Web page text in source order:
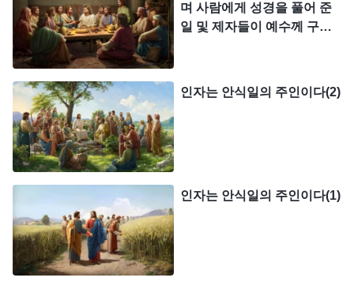
대 사함 받을 수 없느니라”라는 말씀에 담겨 있는 진
정한 의미이다. 사람이 하나님을 모독했을 때, 즉 하
나님을 노하게 했을 때 하나님은 결론을 하나 내놓았
고, 그 결론이 바로 하나님이 준 결과이다. 성경에는
다음과 같이 기록되어 있다. “그러므로 내가 너희에
게 이르노니 사람의 모든 죄와 모독은 사함 받을 수
있으나 성령을 모독하는 것만은 절대 사함 받을 수
(마 12:31, 중국어성경 직역), “위선적인 서기
관과 바리새인들이여 너희에게 화가 있으리라”
23:13, 중국어성경 직역). 그러나 예수가 이런 말씀을 한
후, 서기관과바리새인, 그리고 예수를 미쳤다고 말
며 사람에게 성경을 풀어 준
일 및 제자들이 예수께 구운
인자는 안식일의 주인이다(2)
인자는 안식일의 주인이다(1)